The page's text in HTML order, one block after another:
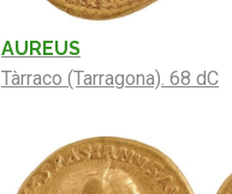
AUREUS
Tàrraco (Tarragona). 68 dC